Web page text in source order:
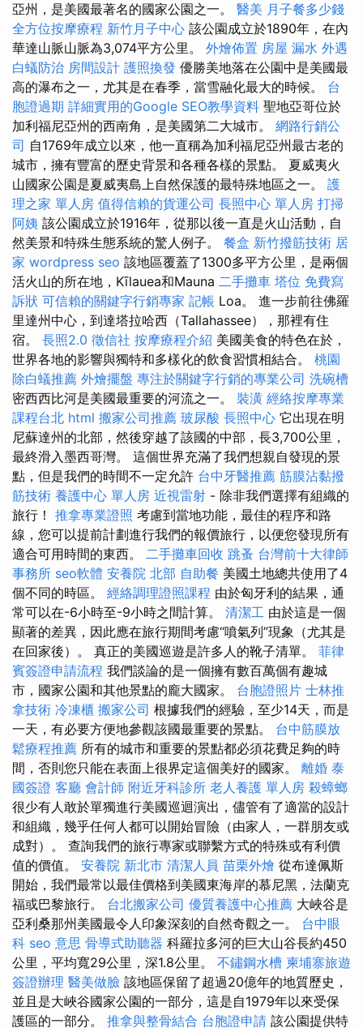
亞州，是美國最著名的國家公園之一。 醫美 月子餐多少錢
全方位按摩療程 新竹月子中心 該公園成立於1890年，在內
華達山脈山脈為3,074平方公里。 外燴佈置 房屋 漏水 外遇
白蟻防治 房間設計 護照換發 優勝美地落在公園中是美國最
高的瀑布之一，尤其是在春季，當雪融化最大的時候。 台
胞證過期 詳細實用的Google SEO教學資料 聖地亞哥位於
加利福尼亞州的西南角，是美國第二大城市。 網路行銷公
司 自1769年成立以來，他一直稱為加利福尼亞州最古老的
城市，擁有豐富的歷史背景和各種各樣的景點。 夏威夷火
山國家公園是夏威夷島上自然保護的最特殊地區之一。 護
理之家 單人房 值得信賴的貨運公司 長照中心 單人房 打掃
阿姨 該公園成立於1916年，從那以後一直是火山活動，自
然美景和特殊生態系統的驚人例子。 餐盒 新竹撥筋技術 居
家 wordpress seo 該地區覆蓋了1300多平方公里，是兩個
活火山的所在地，Kīlauea和Mauna 二手攤車 塔位 免費寫
訴狀 可信賴的關鍵字行銷專家 記帳 Loa。 進一步前往佛羅
里達州中心，到達塔拉哈西（Tallahassee），那裡有住
宿。 長照2.0 徵信社 按摩療程介紹 美國美食的特色在於，
世界各地的影響與獨特和多樣化的飲食習慣相結合。 桃園
除白蟻推薦 外燴擺盤 專注於關鍵字行銷的專業公司 洗碗槽
密西西比河是美國最重要的河流之一。 裝潢 經絡按摩專業
課程台北 html 搬家公司推薦 玻尿酸 長照中心 它出現在明
尼蘇達州的北部，然後穿越了該國的中部，長3,700公里，
最終滑入墨西哥灣。 這個世界充滿了我們想親自發現的景
點，但是我們的時間不一定允許 台中牙醫推薦 筋膜沾黏撥
筋技術 養護中心 單人房 近視雷射 - 除非我們選擇有組織的
旅行！ 推拿專業證照 考慮到當地功能，最佳的程序和路
線，您可以提前計劃進行我們的報價旅行，以便您發現所有
適合可用時間的東西。 二手攤車回收 跳蚤 台灣前十大律師
事務所 seo軟體 安養院 北部 自助餐 美國土地總共使用了4
個不同的時區。 經絡調理證照課程 由於匈牙利的結果，通
常可以在-6小時至-9小時之間計算。 清潔工 由於這是一個
顯著的差異，因此應在旅行期間考慮“噴氣列”現象（尤其是
在回家後）。 真正的美國巡遊是許多人的靴子清單。 菲律
賓簽證申請流程 我們談論的是一個擁有數百萬個有趣城
市，國家公園和其他景點的龐大國家。 台胞證照片 士林推
拿技術 冷凍櫃 搬家公司 根據我們的經驗，至少14天，而是
一天，有必要方便地參觀該國最重要的景點。 台中筋膜放
鬆療程推薦 所有的城市和重要的景點都必須花費足夠的時
間，否則您只能在表面上很界定這個美好的國家。 離婚 泰
國簽證 客廳 會計師 附近牙科診所 老人養護 單人房 殺蟑螂
很少有人敢於單獨進行美國巡迴演出，儘管有了適當的設計
和組織，幾乎任何人都可以開始冒險（由家人，一群朋友或
成對）。 查詢我們的旅行專家或聯繫方式的特殊或有利價
值的價值。 安養院 新北市 清潔人員 苗栗外燴 從布達佩斯
開始，我們最常以最佳價格到美國東海岸的慕尼黑，法蘭克
福或巴黎旅行。 台北搬家公司 優質養護中心推薦 大峽谷是
亞利桑那州美國最令人印象深刻的自然奇觀之一。 台中眼
科 seo 意思 骨導式助聽器 科羅拉多河的巨大山谷長約450
公里，平均寬29公里，深1.8公里。 不鏽鋼水槽 柬埔寨旅遊
簽證辦理 醫美做臉 該地區保留了超過20億年的地質歷史，
並且是大峽谷國家公園的一部分，這是自1979年以來受保
護區的一部分。 推拿與整骨結合 台胞證申請 該公園提供特